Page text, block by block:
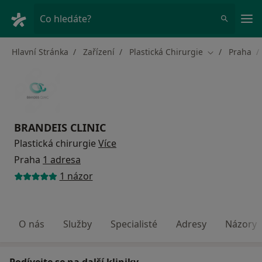
Co hledáte?
Hlavní Stránka Zařízení Plastická Chirurgie Změna města
Praha
BRANDEIS CLINIC
Plastická chirurgie Více
Praha 1 adresa
1 názor
O nás Služby Specialisté Adresy Názory